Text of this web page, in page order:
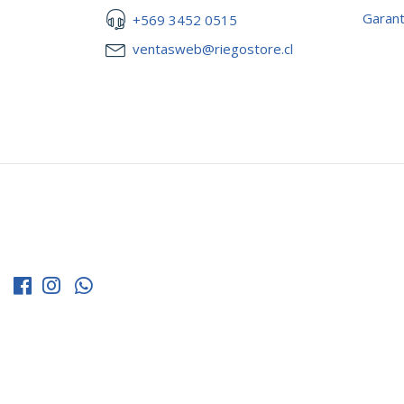
+569 3452 0515
ventasweb@riegostore.cl